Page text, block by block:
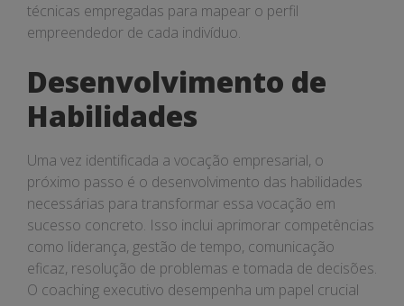
técnicas empregadas para mapear o perfil
empreendedor de cada indivíduo.
Desenvolvimento de
Habilidades
Uma vez identificada a vocação empresarial, o
próximo passo é o desenvolvimento das habilidades
necessárias para transformar essa vocação em
sucesso concreto. Isso inclui aprimorar competências
como liderança, gestão de tempo, comunicação
eficaz, resolução de problemas e tomada de decisões.
O coaching executivo desempenha um papel crucial